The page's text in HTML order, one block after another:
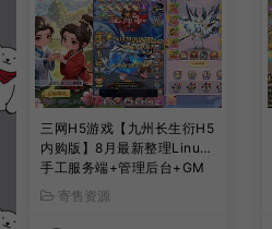
三网H5游戏【九州长生衍H5
内购版】8月最新整理Linux
手工服务端+管理后台+GM
授权后台+简易安卓客户端
+详细搭建教程+视频教程
寄售资源